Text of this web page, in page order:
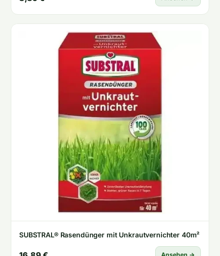
SUBSTRAL® Rasendünger mit Unkrautvernichter 40m²